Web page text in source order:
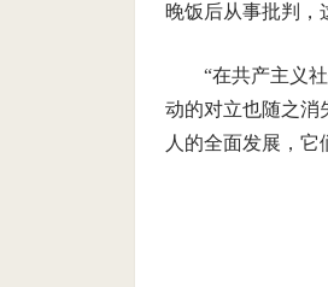
晚饭后从事批判，
“在共产主义
动的对立也随之消
人的全面发展，它